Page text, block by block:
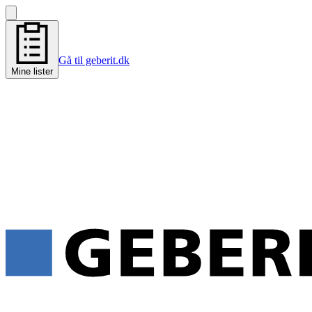
Mine lister
Gå til geberit.dk